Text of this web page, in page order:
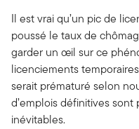
Il est vrai qu’un pic de
poussé le taux de
garder un œil sur ce
licenciements
serait prématuré selon
d’emplois définitives
inévitables.